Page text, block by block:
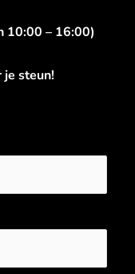
10:00 – 16:00)
je steun!